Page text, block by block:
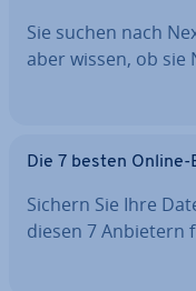
Sie suchen nach
aber wissen, ob sie
Die 7 besten
Sichern Sie Ihre
diesen 7 Anbietern